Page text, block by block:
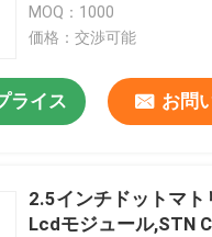
ェース
MOQ：1000
価格：交渉可能
ライス お問
2.5インチドットマト
Lcdモジュール,STN